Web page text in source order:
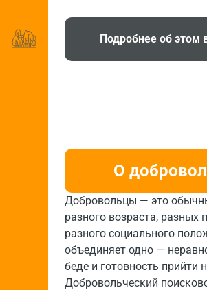
Подробнее об этом
О
Добровольцы — это
разного возраста, разных
разного социального
объединяет одно —
беде и готовность прийти
Добровольческий